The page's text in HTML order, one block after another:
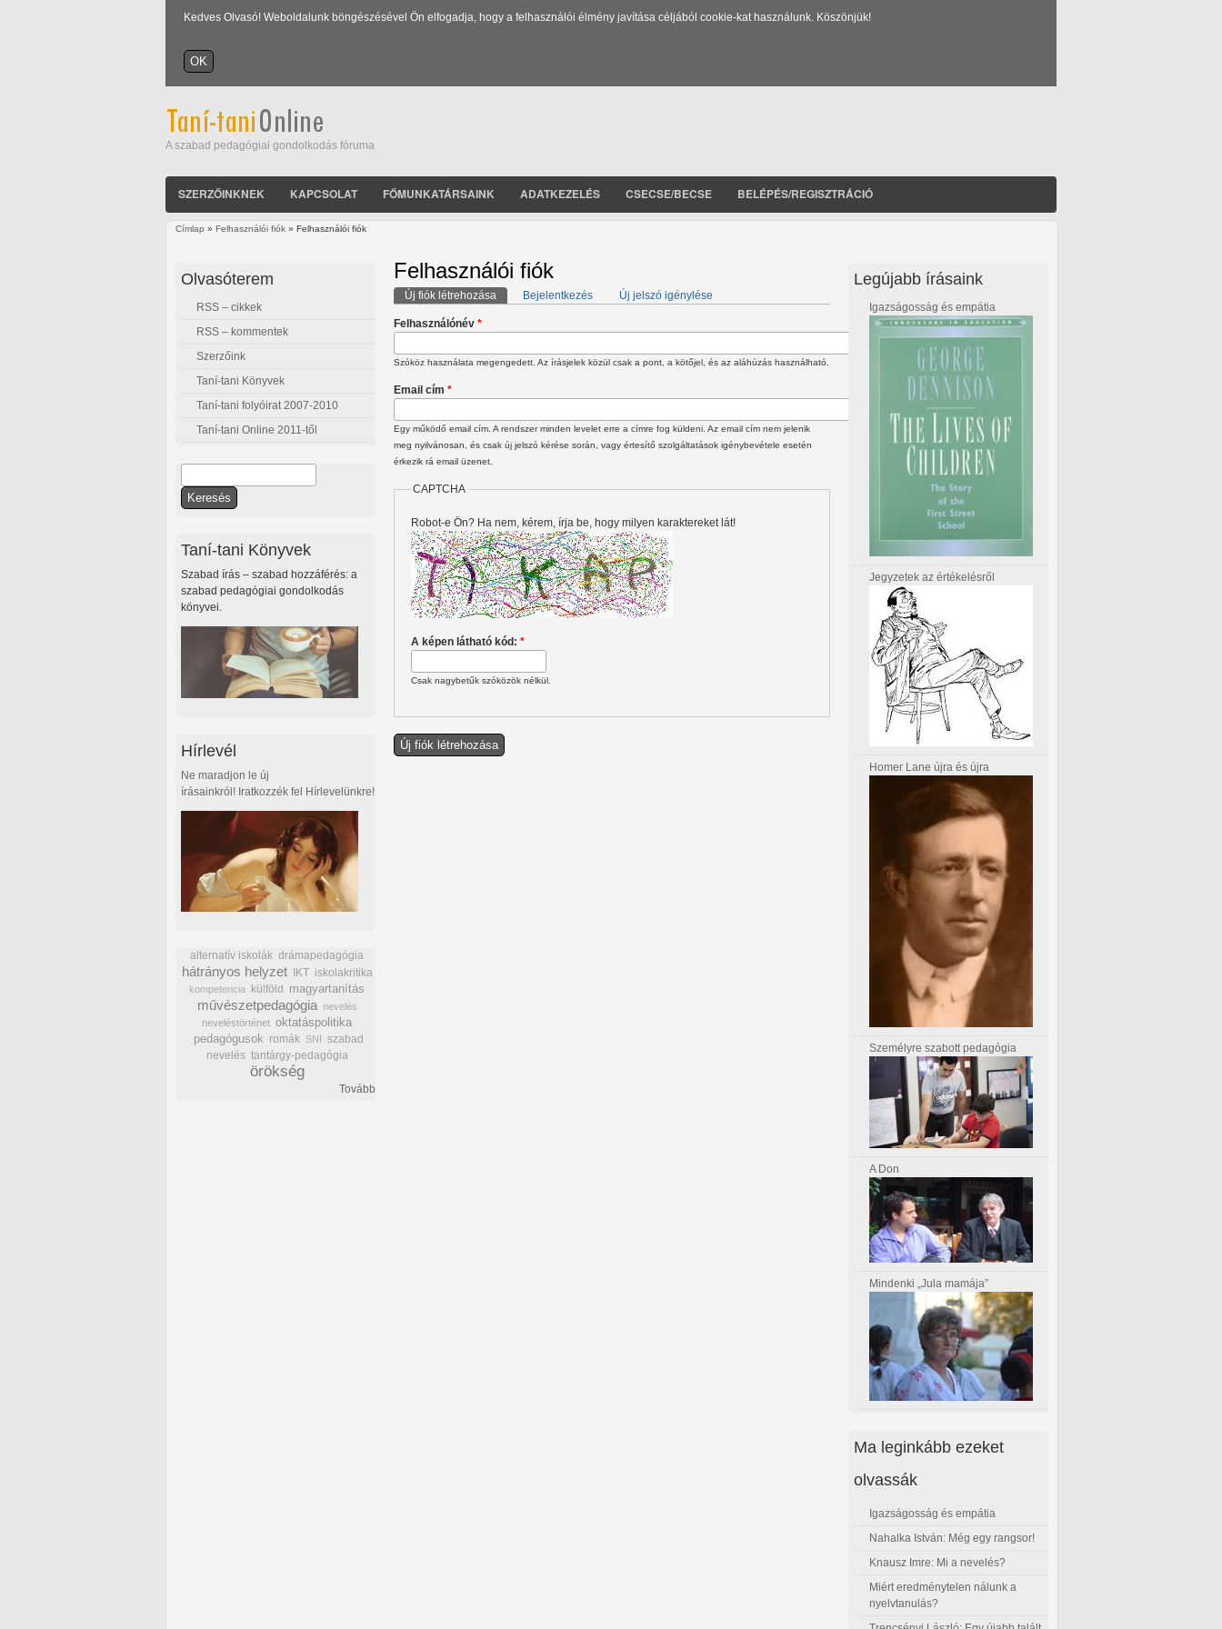
Kedves Olvasó! Weboldalunk böngészésével Ön elfogadja, hogy a felhasználói élmény javítása céljából cookie-kat használunk. Köszönjük!
A szabad pedagógiai gondolkodás fóruma
SZERZŐINKNEK KAPCSOLAT FŐMUNKATÁRSAINK ADATKEZELÉS CSECSE/BECSE BELÉPÉS/REGISZTRÁCIÓ
Címlap » Felhasználói fiók » Felhasználói fiók
Felhasználói fiók
Elsődleges fülek
Új fiók létrehozása (aktív fül)Bejelentkezés Új jelszó igénylése
Felhasználónév *
Szóköz használata megengedett. Az írásjelek közül csak a pont, a kötőjel, és az aláhúzás használható.
Email cím *
Egy működő email cím. A rendszer minden levelet erre a címre fog küldeni. Az email cím nem jelenik
meg nyilvánosan, és csak új jelszó kérése során, vagy értesítő szolgáltatások igénybevétele esetén
érkezik rá email üzenet.
CAPTCHA
Robot-e Ön? Ha nem, kérem, írja be, hogy milyen karaktereket lát!
A képen látható kód:*
Csak nagybetűk szóközök nélkül.
Olvasóterem
RSS – cikkek
RSS – kommentek
Szerzőink
Taní-tani Könyvek
Taní-tani folyóirat 2007-2010
Taní-tani Online 2011-től
Keresés űrlap
Taní-tani Könyvek
Szabad írás – szabad hozzáférés: a
szabad pedagógiai gondolkodás
könyvei.
Hírlevél
Ne maradjon le új
írásainkról! Iratkozzék fel Hírlevelünkre!
alternatív iskolák drámapedagógia
hátrányos helyzet IKT iskolakritika
kompetencia külföld magyartanítás
művészetpedagógia
nevelés
neveléstörténet oktatáspolitika
pedagógusok romák SNI szabad
nevelés tantárgy-pedagógia
örökség
Tovább
Legújabb írásaink
Igazságosság és empátia
Jegyzetek az értékelésről
Homer Lane újra és újra
Személyre szabott pedagógia
A Don
Mindenki „Jula mamája”
Ma leginkább ezeket
olvassák
Igazságosság és empátia
Nahalka István: Még egy rangsor!
Knausz Imre: Mi a nevelés?
Miért eredménytelen nálunk a
nyelvtanulás?